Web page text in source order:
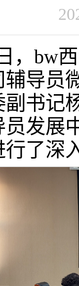
，bw
导员
书记
发展
了深